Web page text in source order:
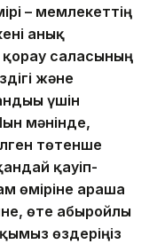
– мемлекеттің
анық
саласының
және
үшін
мәнінде,
төтенше
қауіп-
өміріне араша
өте абыройлы
өздеріңіз